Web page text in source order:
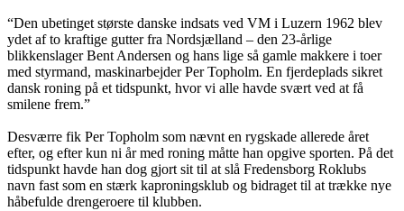
“Den ubetinget største danske indsats ved VM i Luzern 1962 blev
ydet af to kraftige gutter fra Nordsjælland – den 23-årlige
blikkenslager Bent Andersen og hans lige så gamle makkere i toer
med styrmand, maskinarbejder Per Topholm. En fjerdeplads sikret
dansk roning på et tidspunkt, hvor vi alle havde svært ved at få
smilene frem.”
Desværre fik Per Topholm som nævnt en rygskade allerede året
efter, og efter kun ni år med roning måtte han opgive sporten. På det
tidspunkt havde han dog gjort sit til at slå Fredensborg Roklubs
navn fast som en stærk kaproningsklub og bidraget til at trække nye
håbefulde drengeroere til klubben.